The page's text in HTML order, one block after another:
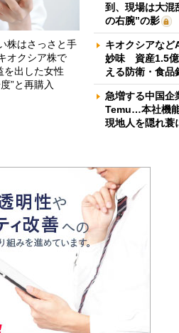
株はさっさと手
オクシア株で
を出した女性
”と再購入
到、現場は大
の右腕”の影
キオクシアなど
妙味 資産1.5億
える防衛・食品
急増する中国企
Temu…本社機
現地人を隠れ蓑